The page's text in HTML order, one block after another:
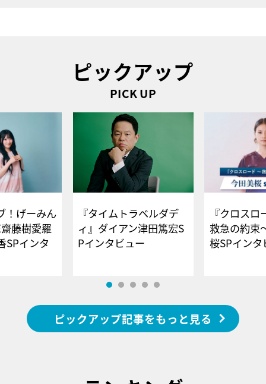
ピックアップ
PICK UP
！げーみん
藤樹愛羅
SPインタ
『タイムトラベルダデ
ィ』ダイアン津田篤宏S
Pインタビュー
『クロス
救急の約束
桜SPイ
ピックアップ記事をもっと見る